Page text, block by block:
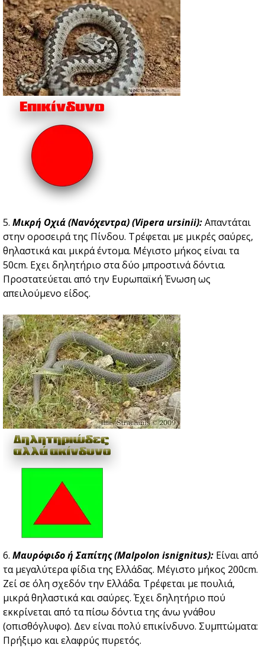
5. Μικρή Οχιά (Νανόχεντρα) (Vipera ursinii):Απαντάται
στην οροσειρά της Πίνδου. Τρέφεται με μικρές σαύρες,
θηλαστικά και μικρά έντομα. Μέγιστο μήκος είναι τα
50cm. Eχει δηλητήριο στα δύο μπροστινά δόντια.
Προστατεύεται από την Ευρωπαϊκή Ένωση ως
απειλούμενο είδος.
6. Μαυρόφιδο ή Σαπίτης (Malpolon isnignitus): Είναι από
τα μεγαλύτερα φίδια της Ελλάδας. Μέγιστο μήκος 200cm.
Zεί σε όλη σχεδόν την Ελλάδα. Τρέφεται με πουλιά,
μικρά θηλαστικά και σαύρες. Έχει δηλητήριο πού
εκκρίνεται από τα πίσω δόντια της άνω γνάθου
(οπισθόγλυφο). Δεν είναι πολύ επικίνδυνο. Συμπτώματα:
Πρήξιμο και ελαφρύς πυρετός.